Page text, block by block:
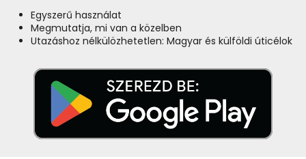
Egyszerű használat
Megmutatja, mi van a közelben
Utazáshoz nélkülözhetetlen: Magyar és külföldi úticélok